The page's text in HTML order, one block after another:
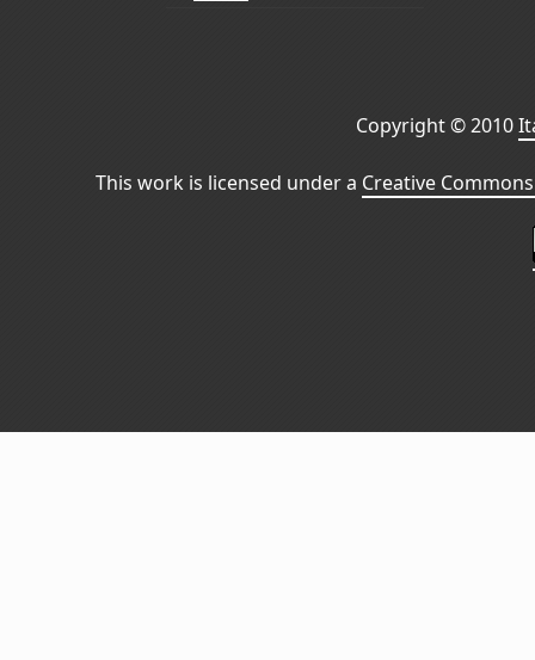
Copyright © 2010
This work is licensed under a Creative